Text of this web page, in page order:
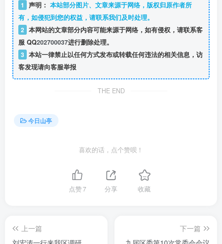
1 声明： 本站部分图片、文章来源于网络，版权归原作者所
有，如侵犯到您的权益，请联系我们及时处理。
2 本网站的文章部分内容可能来源于网络，如有侵权，请联系客
服 QQ202700037进行删除处理。
3 本站一律禁止以任何方式发布或转载任何违法的相关信息，访
客发现请向客服举报
THE END
今日山亭
喜欢的话，点个赞呗！
点赞7 分享 收藏
上一篇
下一篇